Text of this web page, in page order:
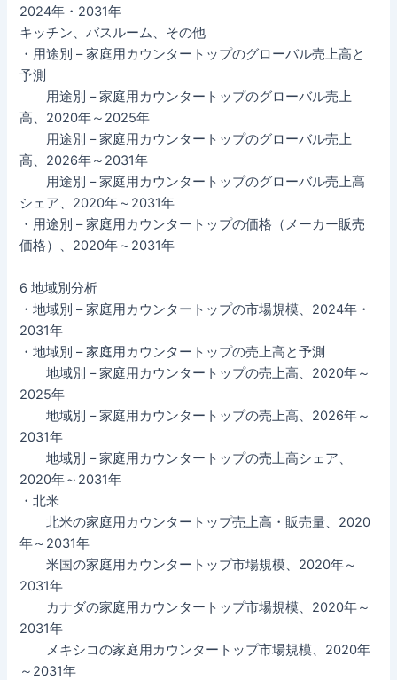
2024年・2031年
キッチン、バスルーム、その他
・用途別 – 家庭用カウンタートップのグローバル売上高と
予測
用途別 – 家庭用カウンタートップのグローバル売上
高、2020年～2025年
用途別 – 家庭用カウンタートップのグローバル売上
高、2026年～2031年
用途別 – 家庭用カウンタートップのグローバル売上高
シェア、2020年～2031年
・用途別 – 家庭用カウンタートップの価格（メーカー販売
価格）、2020年～2031年
6 地域別分析
・地域別 – 家庭用カウンタートップの市場規模、2024年・
2031年
・地域別 – 家庭用カウンタートップの売上高と予測
地域別 – 家庭用カウンタートップの売上高、2020年～
2025年
地域別 – 家庭用カウンタートップの売上高、2026年～
2031年
地域別 – 家庭用カウンタートップの売上高シェア、
2020年～2031年
・北米
北米の家庭用カウンタートップ売上高・販売量、2020
年～2031年
米国の家庭用カウンタートップ市場規模、2020年～
2031年
カナダの家庭用カウンタートップ市場規模、2020年～
2031年
メキシコの家庭用カウンタートップ市場規模、2020年
～2031年